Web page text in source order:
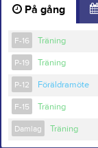
På gång
F-16 Träning
P-19 Träning
P-12 Föräldramöte
F-15 Träning
Damlag Träning